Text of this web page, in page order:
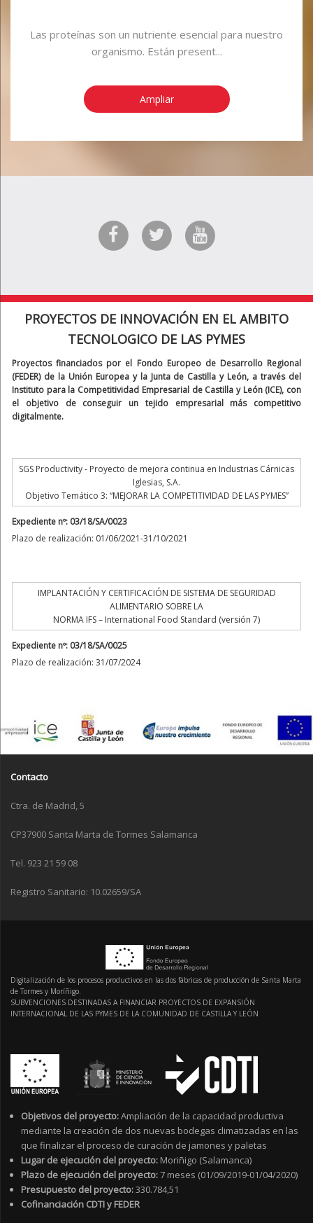
Las proteínas son un nutriente esencial para nuestro
organismo. Están present...
Ampliar
PROYECTOS DE INNOVACIÓN EN EL AMBITO
TECNOLOGICO DE LAS PYMES
Proyectos financiados por el Fondo Europeo de Desarrollo Regional
(FEDER) de la Unión Europea y la Junta de Castilla y León, a través del
Instituto para la Competitividad Empresarial de Castilla y León (ICE), con
el objetivo de conseguir un tejido empresarial más competitivo
digitalmente.
SGS Productivity - Proyecto de mejora continua en Industrias Cárnicas
Iglesias, S.A.
Objetivo Temático 3: “MEJORAR LA COMPETITIVIDAD DE LAS PYMES”
Expediente nº: 03/18/SA/0023
Plazo de realización: 01/06/2021-31/10/2021
IMPLANTACIÓN Y CERTIFICACIÓN DE SISTEMA DE SEGURIDAD
ALIMENTARIO SOBRE LA
NORMA IFS – International Food Standard (versión 7)
Expediente nº: 03/18/SA/0025
Plazo de realización: 31/07/2024
Contacto
Ctra. de Madrid, 5
CP37900 Santa Marta de Tormes Salamanca
Tel. 923 21 59 08
Registro Sanitario: 10.02659/SA
Digitalización de los procesos productivos en las dos fábricas de producción de Santa Marta
de Tormes y Moríñigo.
SUBVENCIONES DESTINADAS A FINANCIAR PROYECTOS DE EXPANSIÓN
INTERNACIONAL DE LAS PYMES DE LA COMUNIDAD DE CASTILLA Y LEÓN
Objetivos del proyecto:Ampliación de la capacidad productiva
mediante la creación de dos nuevas bodegas climatizadas en las
que finalizar el proceso de curación de jamones y paletas
Lugar de ejecución del proyecto: Moriñigo (Salamanca)
Plazo de ejecución del proyecto:7 meses (01/09/2019-01/04/2020)
Presupuesto del proyecto:330.784,51
Cofinanciación CDTI y FEDER